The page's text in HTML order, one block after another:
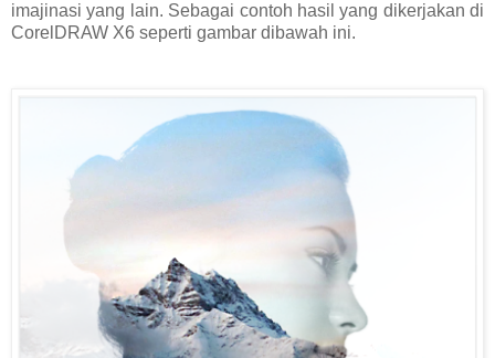
imajinasi yang lain. Sebagai contoh hasil yang dikerjakan di
CorelDRAW X6 seperti gambar dibawah ini.